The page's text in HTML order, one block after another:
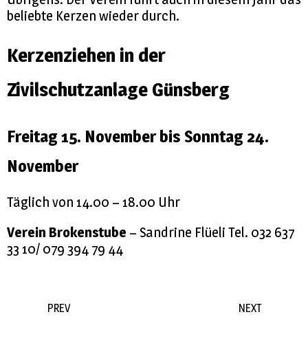
beliebte Kerzen wieder durch.
Kerzenziehen in der
Zivilschutzanlage Günsberg
Freitag 15. November bis Sonntag 24.
November
Täglich von 14.00 – 18.00 Uhr
Verein Brokenstube – Sandrine Flüeli Tel. 032 637
33 10/ 079 394 79 44
PREV NEXT